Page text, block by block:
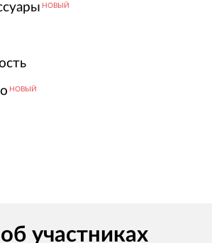
НОВЫЙ
НОВЫЙ
участниках